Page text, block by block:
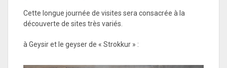
Cette longue journée de visites sera consacrée à la
découverte de sites très variés.
à Geysir et le geyser de « Strokkur » :